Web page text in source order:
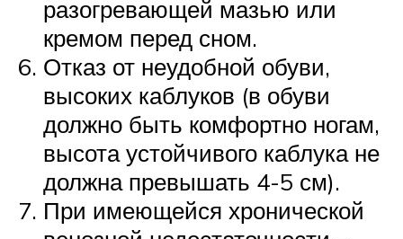
разогревающей мазью или
кремом перед сном.
Отказ от неудобной обуви,
высоких каблуков (в обуви
должно быть комфортно ногам,
высота устойчивого каблука не
должна превышать 4-5 см).
При имеющейся хронической